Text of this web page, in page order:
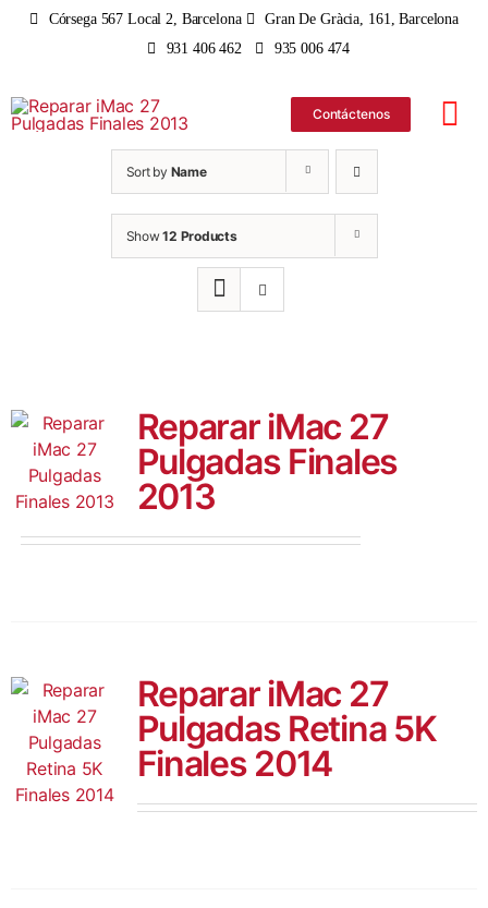
Skip
Córsega 567 Local 2, Barcelona
Gran De Gràcia, 161, Barcelona
931 406 462
935 006 474
Contáctenos
Sort by Name
Show12 Products
Reparar iMac 27
Pulgadas Finales
2013
Reparar iMac 27
Pulgadas Retina 5K
Finales 2014